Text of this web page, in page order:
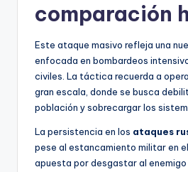
comparación
Este ataque masivo refleja una
enfocada en bombardeos
civiles. La táctica recuerda a
gran escala, donde se busca
población y sobrecargar los
La persistencia en los ataques
pese al estancamiento militar en
apuesta por desgastar al enemigo